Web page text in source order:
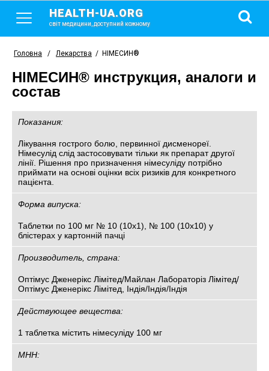
HEALTH-UA.ORG
світ медицини, доступний кожному
Головна / Лекарства / НІМЕСИН®
НІМЕСИН® инструкция, аналоги и
состав
Показания:
Лікування гострого болю, первинної дисменореї.
Німесулід слід застосовувати тільки як препарат другої
лінії. Рішення про призначення німесуліду потрібно
приймати на основі оцінки всіх ризиків для конкретного
пацієнта.
Форма випуска:
Таблетки по 100 мг № 10 (10х1), № 100 (10х10) у
блістерах у картонній пачці
Производитель, страна:
Оптімус Дженерікс Лімітед/Майлан Лабораторіз Лімітед/
Оптімус Дженерікс Лімітед, Індія/Індія/Індія
Действующее вещества:
1 таблетка містить німесуліду 100 мг
МНН: